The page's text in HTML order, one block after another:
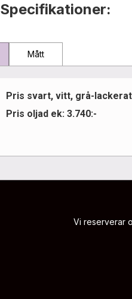
Specifikationer:
Mått
Pris svart, vitt, grå-
Pris oljad ek: 3.740:-
Vi reserverar